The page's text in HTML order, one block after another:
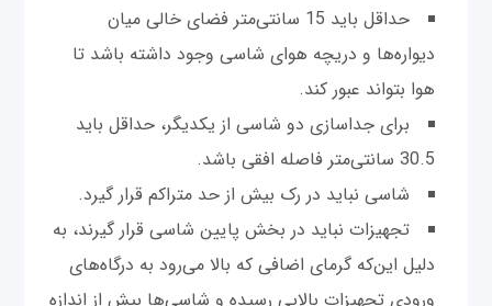
حداقل باید 15 سانتی‌متر فضای خالی میان
دیواره‌ها و دریچه هوای شاسی وجود داشته باشد تا
هوا بتواند عبور کند.
برای جداسازی دو شاسی از یکدیگر، حداقل باید
30.5 سانتی‌متر فاصله افقی باشد.
شاسی نباید در رک بیش از حد متراکم قرار گیرد.
تجهیزات نباید در بخش پایین شاسی قرار گیرند، به
دلیل این‌که گرمای اضافی که بالا می‌رود به درگاه‌های
ورودی تجهیزات بالایی رسیده و شاسی‌ها بیش از اندازه